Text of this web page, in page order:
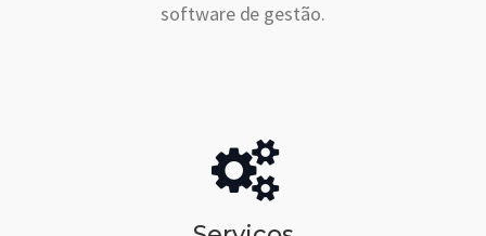
software de gestão.